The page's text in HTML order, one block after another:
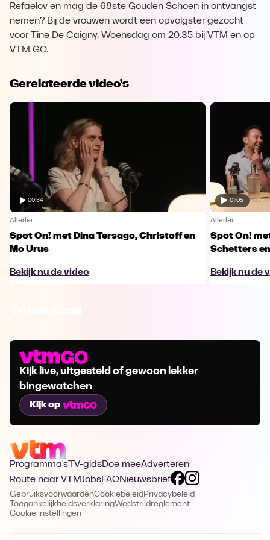
Refaelov en mag de 68ste Gouden Schoen in ontvangst
nemen? Bij de vrouwen wordt een opvolgster gezocht
voor Tine De Caigny. Woensdag om 20.35 bij VTM en op
VTM GO.
Gerelateerde video's
00:34
Allerlei
Spot On! met Dina Tersago, Christoff en
Mo Urus
Bekijk nu de video
01:05
Allerlei
Spot On!
Schetters
Bekijk nu de
Kijk live, uitgesteld of gewoon lekker
bingewatchen
Kijk op
Programma's TV-gidsDoe meeAdverteren
Route naar VTMJobsFAQNieuwsbrief
GebruiksvoorwaardenCookiebeleid Privacybeleid
ToegankelijkheidsverklaringWedstrijdreglement
Cookie instellingen